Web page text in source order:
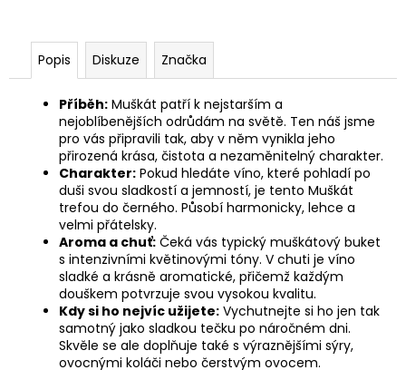
Popis Diskuze Značka
Příběh: Muškát patří k nejstarším a
nejoblíbenějších odrůdám na světě. Ten náš jsme
pro vás připravili tak, aby v něm vynikla jeho
přirozená krása, čistota a nezaměnitelný charakter.
Charakter: Pokud hledáte víno, které pohladí po
duši svou sladkostí a jemností, je tento Muškát
trefou do černého. Působí harmonicky, lehce a
velmi přátelsky.
Aroma a chuť: Čeká vás typický muškátový buket
s intenzivními květinovými tóny. V chuti je víno
sladké a krásně aromatické, přičemž každým
douškem potvrzuje svou vysokou kvalitu.
Kdy si ho nejvíc užijete: Vychutnejte si ho jen tak
samotný jako sladkou tečku po náročném dni.
Skvěle se ale doplňuje také s výraznějšími sýry,
ovocnými koláči nebo čerstvým ovocem.